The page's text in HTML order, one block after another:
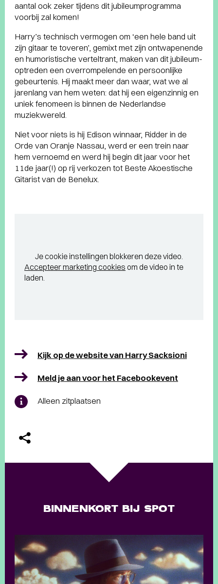
aantal ook zeker tijdens dit jubileumprogramma
voorbij zal komen!
Harry’s technisch vermogen om ‘een hele band uit
zijn gitaar te toveren’, gemixt met zijn ontwapenende
en humoristische verteltrant, maken van dit jubileum-
optreden een overrompelende en persoonlijke
gebeurtenis. Hij maakt meer dan waar, wat we al
jarenlang van hem weten: dat hij een eigenzinnig en
uniek fenomeen is binnen de Nederlandse
muziekwereld.
Niet voor niets is hij Edison winnaar, Ridder in de
Orde van Oranje Nassau, werd er een trein naar
hem vernoemd en werd hij begin dit jaar voor het
11de jaar(!) op rij verkozen tot Beste Akoestische
Gitarist van de Benelux.
Je cookie instellingen blokkeren deze video.
Accepteer marketing cookies om de video in te
laden.
Kijk op de website van Harry Sacksioni
Meld je aan voor het Facebookevent
Alleen zitplaatsen
BINNENKORT BIJ SPOT